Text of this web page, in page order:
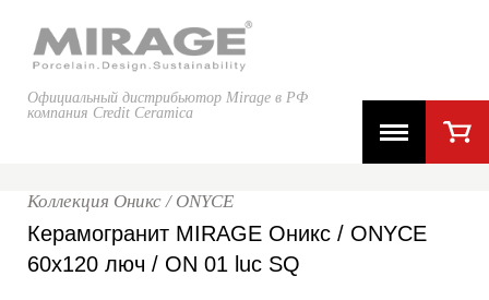
Официальный дистрибьютор Mirage в РФ
компания Credit Ceramica
Коллекция Оникс / ONYCE
Керамогранит MIRAGE Оникс / ONYCE
60x120 люч / ON 01 luc SQ